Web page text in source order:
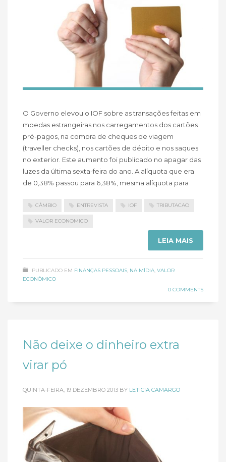
O Governo elevou o IOF sobre as transações feitas em
moedas estrangeiras nos carregamentos dos cartões
pré-pagos, na compra de cheques de viagem
(traveller checks), nos cartões de débito e nos saques
no exterior. Este aumento foi publicado no apagar das
luzes da última sexta-feira do ano. A alíquota que era
de 0,38% passou para 6,38%, mesma alíquota para
CÂMBIO ENTREVISTA IOF TRIBUTACAO
VALOR ECONOMICO
LEIA MAIS
PUBLICADO EM FINANÇAS PESSOAIS, NA MÍDIA, VALOR
ECONÔMICO
0 COMMENTS
Não deixe o dinheiro extra
virar pó
QUINTA-FEIRA, 19 DEZEMBRO 2013 BY LETICIA CAMARGO